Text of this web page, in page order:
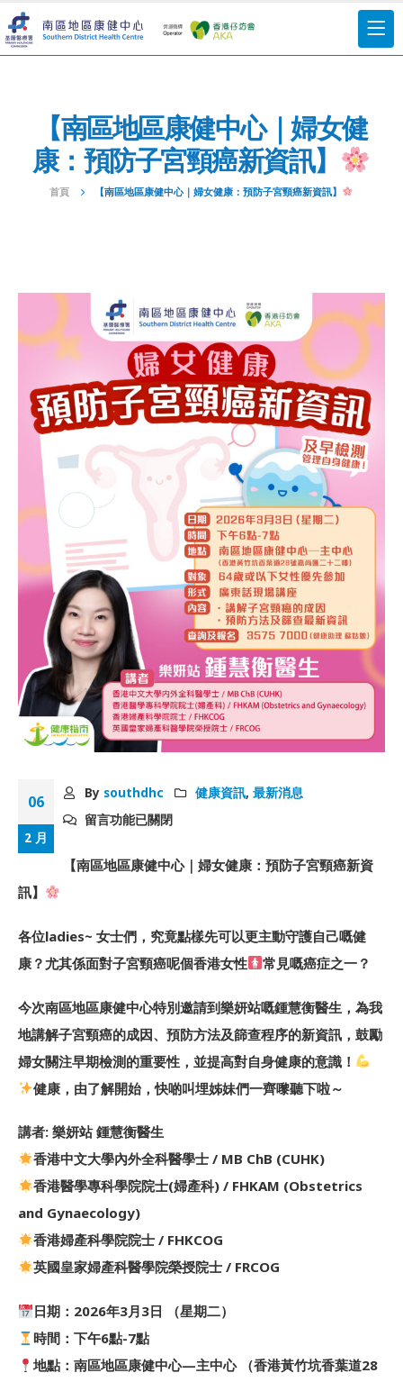
【南區地區康健中心｜婦女健
康：預防子宮頸癌新資訊】
首頁 【南區地區康健中心｜婦女健康：預防子宮頸癌新資訊】
06
2 月
By southdhc 健康資訊,最新消息
留言功能已關閉
【南區地區康健中心｜婦女健康：預防子宮頸癌新資
訊】
各位ladies~ 女士們，究竟點樣先可以更主動守護自己嘅健
康？尤其係面對子宮頸癌呢個香港女性
常見嘅癌症之一？
今次南區地區康健中心特別邀請到樂妍站嘅鍾慧衡醫生，為我
地講解子宮頸癌的成因、預防方法及篩查程序的新資訊，鼓勵
婦女關注早期檢測的重要性，並提高對自身健康的意識！
健康，由了解開始，快啲叫埋姊妹們一齊嚟聽下啦～
講者: 樂妍站 鍾慧衡醫生
香港中文大學內外全科醫學士 / MB ChB (CUHK)
香港醫學專科學院院士(婦產科) / FHKAM (Obstetrics
and Gynaecology)
香港婦產科學院院士 / FHKCOG
英國皇家婦產科醫學院榮授院士 / FRCOG
日期：2026年3月3日 （星期二）
時間：下午6點-7點
地點：南區地區康健中心—主中心 （香港黃竹坑香葉道28